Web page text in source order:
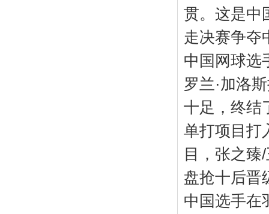
贯。这是中
走决赛争夺
中国网球选
罗兰·加洛
十足，终结
单打项目打
目，张之臻
盘抢十后晋
中国选手在